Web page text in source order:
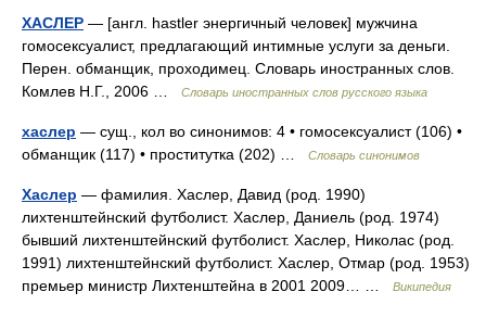
ХАСЛЕР — [англ. hastler энергичный человек] мужчина
гомосексуалист, предлагающий интимные услуги за деньги.
Перен. обманщик, проходимец. Словарь иностранных слов.
Комлев Н.Г., 2006 …
Словарь иностранных слов русского языка
хаслер — сущ., кол во синонимов: 4 • гомосексуалист (106) •
обманщик (117) • проститутка (202) …
Словарь синонимов
Хаслер — фамилия. Хаслер, Давид (род. 1990)
лихтенштейнский футболист. Хаслер, Даниель (род. 1974)
бывший лихтенштейнский футболист. Хаслер, Николас (род.
1991) лихтенштейнский футболист. Хаслер, Отмар (род. 1953)
премьер министр Лихтенштейна в 2001 2009… …
Википедия